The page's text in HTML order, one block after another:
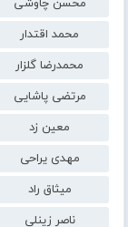
محمد اقتدار
محمدرضا گلزار
مرتضی پاشایی
معین زد
مهدی یراحی
میثاق راد
ناصر زینلی